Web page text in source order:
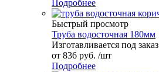
Подробнее
Быстрый просмотр
Труба водосточная 180мм
Изготавливается под заказ
от 836 руб. /шт
Подробнее